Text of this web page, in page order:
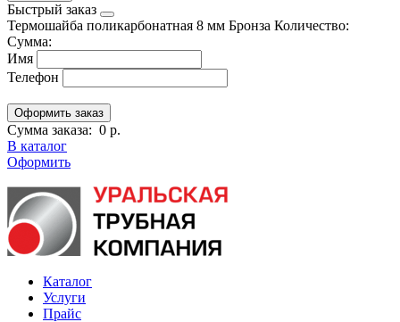
Быстрый заказ
Термошайба поликарбонатная 8 мм Бронза Количество:
Сумма:
Имя
Телефон
Сумма заказа: 0 р.
В каталог
Оформить
Каталог
Услуги
Прайс